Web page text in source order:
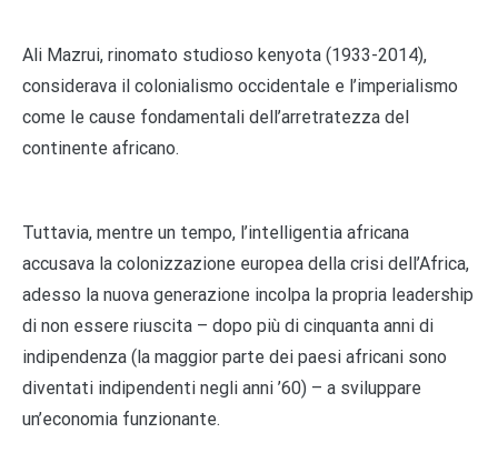
Ali Mazrui, rinomato studioso kenyota (1933-2014),
considerava il colonialismo occidentale e l’imperialismo
come le cause fondamentali dell’arretratezza del
continente africano.
Tuttavia, mentre un tempo, l’intelligentia africana
accusava la colonizzazione europea della crisi dell’Africa,
adesso la nuova generazione incolpa la propria leadership
di non essere riuscita – dopo più di cinquanta anni di
indipendenza (la maggior parte dei paesi africani sono
diventati indipendenti negli anni ’60) – a sviluppare
un’economia funzionante.